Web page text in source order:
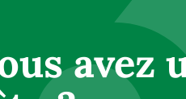
avez